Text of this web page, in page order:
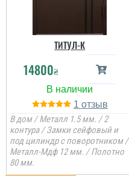
ТИТУЛ-К
14800₴
1
В дом / Металл 1.5 мм. / 2
контура / Замки сейфовый и
под цилиндр с поворотником /
Металл-Мдф 12 мм. / Полотно
80 мм.